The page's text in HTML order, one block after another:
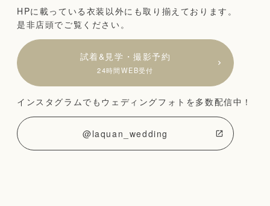
HPに載っている衣装以外にも取り揃えております。
是非店頭でご覧ください。
試着&見学・撮影予約
24時間WEB受付
インスタグラムでもウェディングフォトを多数配信中！
@laquan_wedding